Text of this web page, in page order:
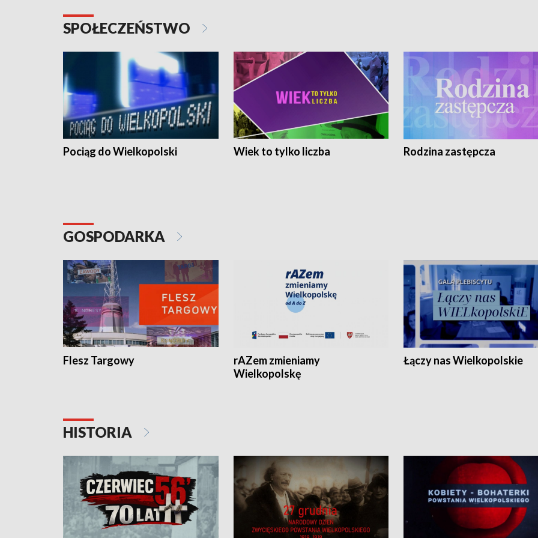
SPOŁECZEŃSTWO
Pociąg do Wielkopolski Wiek to tylko liczba Rodzina zastępcza
GOSPODARKA
Flesz Targowy
rAZem zmieniamy
Wielkopolskę
Łączy nas Wielkopolskie
HISTORIA